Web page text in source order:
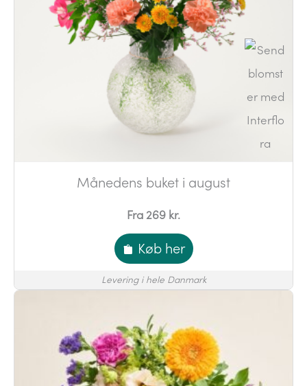
Månedens buket i august
Fra 269 kr.
Køb her
Levering i hele Danmark